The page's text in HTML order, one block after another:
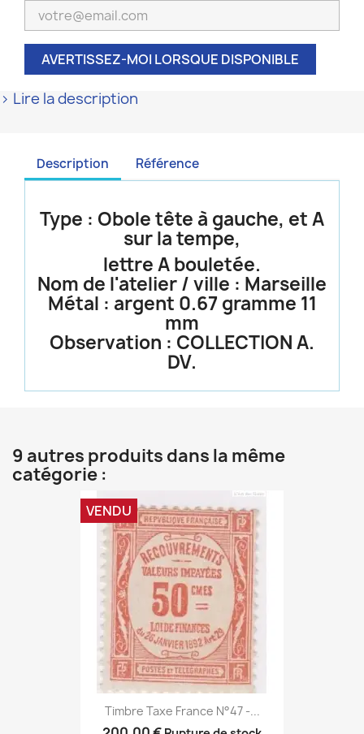
AVERTISSEZ-MOI LORSQUE DISPONIBLE
> Lire la description
Description Référence
Type : Obole tête à gauche, et A
sur la tempe,
lettre A bouletée.
Nom de l'atelier / ville : Marseille
Métal : argent 0.67 gramme 11
mm
Observation : COLLECTION A.
DV.
9 autres produits dans la même
catégorie :
Timbre Taxe France N°47 -...
VENDU